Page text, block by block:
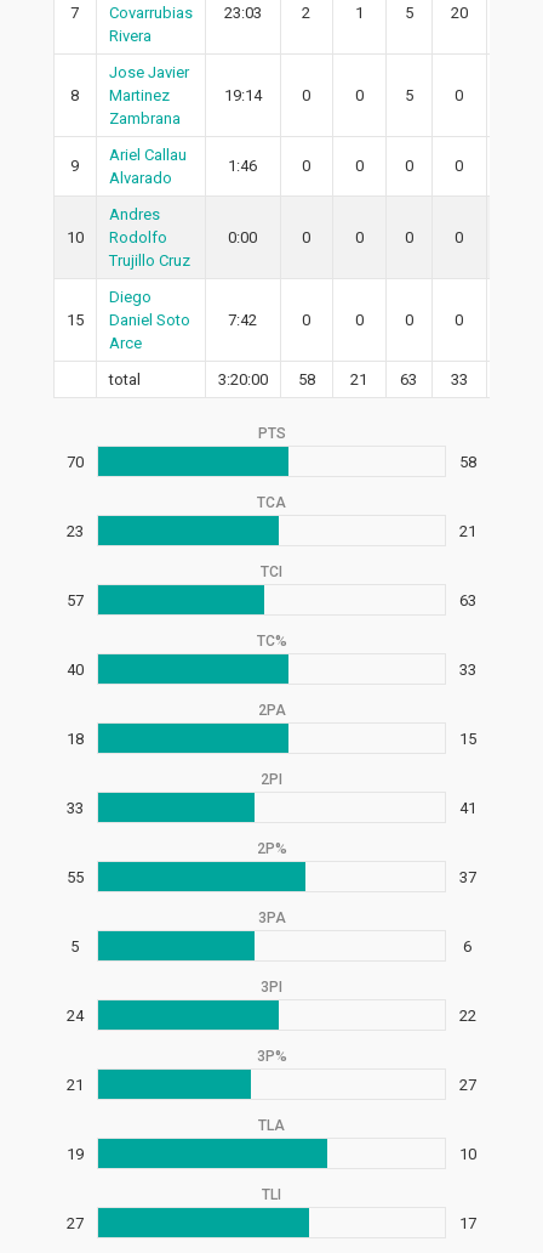
7
Covarrubias
Rivera
23:03 2 1 5 20
8
Jose Javier
Martinez
Zambrana
19:14 0 0 5 0
9
Ariel Callau
Alvarado
1:46 0 0 0 0
10
Andres
Rodolfo
Trujillo Cruz
0:00 0 0 0 0
15
Diego
Daniel Soto
Arce
7:42 0 0 0 0
total 3:20:00 58 21 63 33
PTS
70 58
TCA
23 21
TCI
57 63
TC%
40 33
2PA
18 15
2PI
33 41
2P%
55 37
3PA
5 6
3PI
24 22
3P%
21 27
TLA
19 10
TLI
27 17